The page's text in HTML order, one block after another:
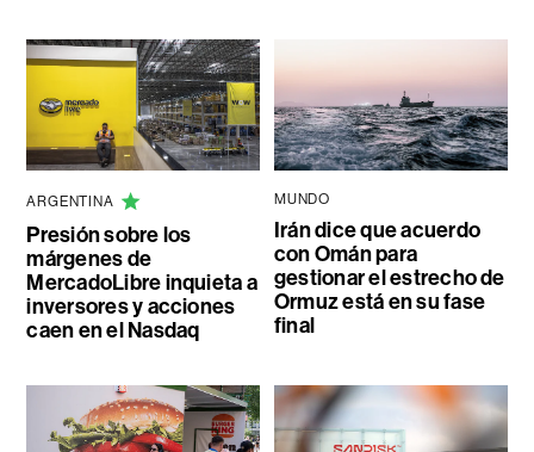
ARGENTINA
Presión sobre los
márgenes de
MercadoLibre inquieta a
inversores y acciones
caen en el Nasdaq
MUNDO
Irán dice que acuerdo
con Omán para
gestionar el estrecho de
Ormuz está en su fase
final